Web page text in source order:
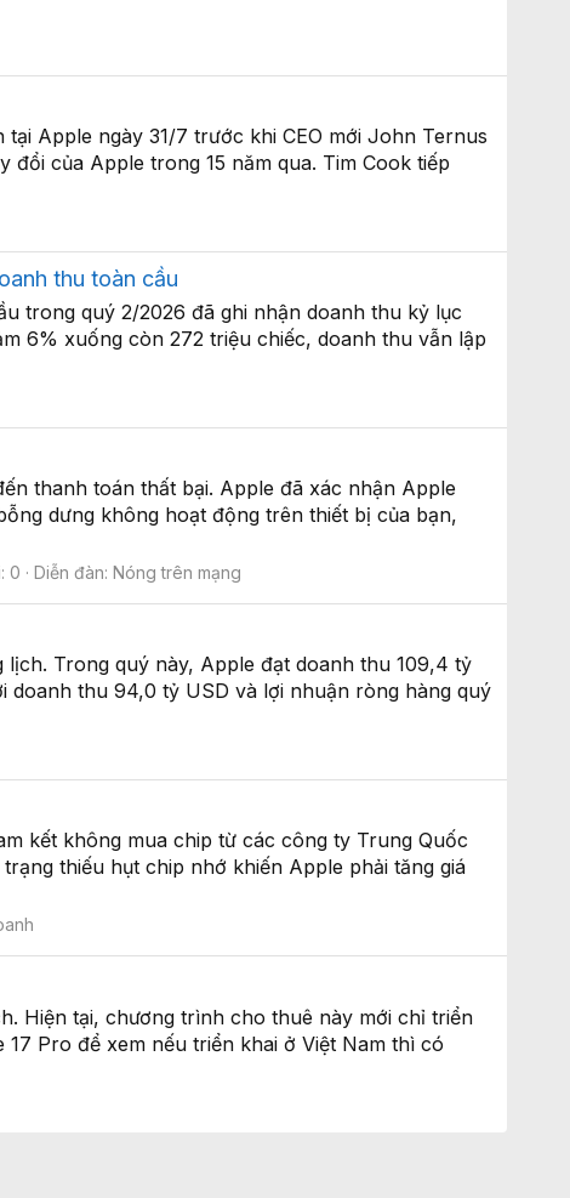
Apple ngày 31/7 trước khi CEO mới John Ternus
của Apple trong 15 năm qua. Tim Cook tiếp
thu toàn cầu
trong quý 2/2026 đã ghi nhận doanh thu kỷ lục
6% xuống còn 272 triệu chiếc, doanh thu vẫn lập
thanh toán thất bại. Apple đã xác nhận Apple
dưng không hoạt động trên thiết bị của bạn,
0 Diễn đàn:Nóng trên mạng
Trong quý này, Apple đạt doanh thu 109,4 tỷ
doanh thu 94,0 tỷ USD và lợi nhuận ròng hàng quý
kết không mua chip từ các công ty Trung Quốc
thiếu hụt chip nhớ khiến Apple phải tăng giá
Hiện tại, chương trình cho thuê này mới chỉ triển
Pro để xem nếu triển khai ở Việt Nam thì có